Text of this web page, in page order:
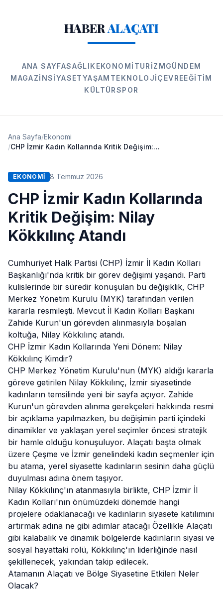
HABERALAÇATI
ANA SAYFASAĞLIK EKONOMI TURIZMGÜNDEM
MAGAZINSIYASETYAŞAM TEKNOLOJIÇEVREEĞITIM
KÜLTÜRSPOR
Ana Sayfa/Ekonomi
/
CHP İzmir Kadın Kollarında Kritik Değişim: Nilay Kökkılınç Atandı
EKONOMI 8 Temmuz 2026
CHP İzmir Kadın Kollarında
Kritik Değişim: Nilay
Kökkılınç Atandı
Cumhuriyet Halk Partisi (CHP) İzmir İl Kadın Kolları
Başkanlığı'nda kritik bir görev değişimi yaşandı. Parti
kulislerinde bir süredir konuşulan bu değişiklik, CHP
Merkez Yönetim Kurulu (MYK) tarafından verilen
kararla resmileşti. Mevcut İl Kadın Kolları Başkanı
Zahide Kurun'un görevden alınmasıyla boşalan
koltuğa, Nilay Kökkılınç atandı.
CHP İzmir Kadın Kollarında Yeni Dönem: Nilay
Kökkılınç Kimdir?
CHP Merkez Yönetim Kurulu'nun (MYK) aldığı kararla
göreve getirilen Nilay Kökkılınç, İzmir siyasetinde
kadınların temsilinde yeni bir sayfa açıyor. Zahide
Kurun'un görevden alınma gerekçeleri hakkında resmi
bir açıklama yapılmazken, bu değişimin parti içindeki
dinamikler ve yaklaşan yerel seçimler öncesi stratejik
bir hamle olduğu konuşuluyor. Alaçatı başta olmak
üzere Çeşme ve İzmir genelindeki kadın seçmenler için
bu atama, yerel siyasette kadınların sesinin daha güçlü
duyulması adına önem taşıyor.
Nilay Kökkılınç'ın atanmasıyla birlikte, CHP İzmir İl
Kadın Kolları'nın önümüzdeki dönemde hangi
projelere odaklanacağı ve kadınların siyasete katılımını
artırmak adına ne gibi adımlar atacağı Özellikle Alaçatı
gibi kalabalık ve dinamik bölgelerde kadınların siyasi ve
sosyal hayattaki rolü, Kökkılınç'ın liderliğinde nasıl
şekillenecek, yakından takip edilecek.
Atamanın Alaçatı ve Bölge Siyasetine Etkileri Neler
Olacak?